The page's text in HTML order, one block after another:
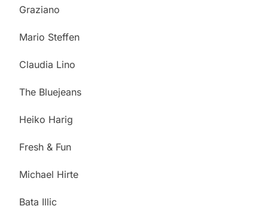
Graziano
Mario Steffen
Claudia Lino
The Bluejeans
Heiko Harig
Fresh & Fun
Michael Hirte
Bata Illic